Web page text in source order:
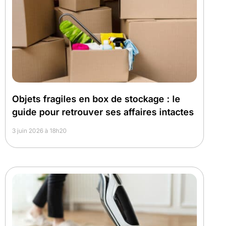
Objets fragiles en box de stockage : le
guide pour retrouver ses affaires intactes
3 juin 2026 à 18h20